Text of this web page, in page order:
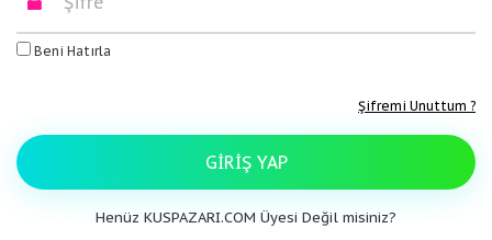
Beni Hatırla
Şifremi Unuttum ?
GIRIŞ YAP
Henüz KUSPAZARI.COM Üyesi Değil misiniz?